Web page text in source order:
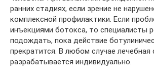
ранних стадиях, если зрение не
комплексной профилактики. Если
инъекциями ботокса, то специалисты
подождать, пока действие
прекратится. В любом случае лечебная
разрабатывается индивидуально.